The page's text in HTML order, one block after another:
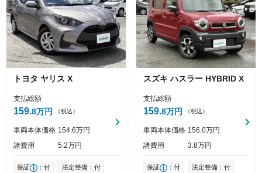
トヨタ ヤリス X
支払総額
159 8万円 （税込）
車両本体価格 154 6万円
諸費用
5 2万円
保証 ：付 法定整備：付
スズキ ハスラー HYBRID X
支払総額
159 8万円 （税込）
車両本体価格 156 0万円
諸費用
3 8万円
保証 ：付 法定整備：付